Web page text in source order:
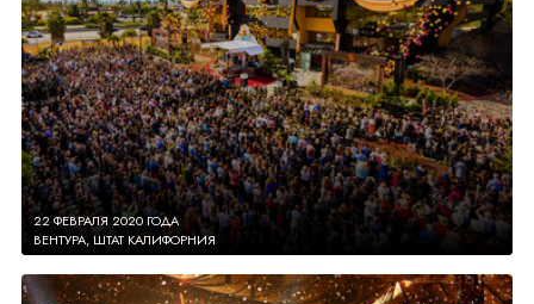
22 ФЕВРАЛЯ 2020 ГОДА
ВЕНТУРА, ШТАТ КАЛИФОРНИЯ